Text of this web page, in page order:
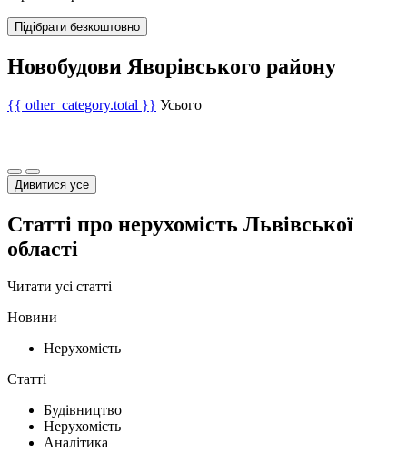
Підібрати безкоштовно
Новобудови Яворівського району
{{ other_category.total }} Усього
Дивитися усе
Статті про нерухомість Львівської
області
Читати усі статті
Новини
Нерухомість
Статті
Будівництво
Нерухомість
Аналітика